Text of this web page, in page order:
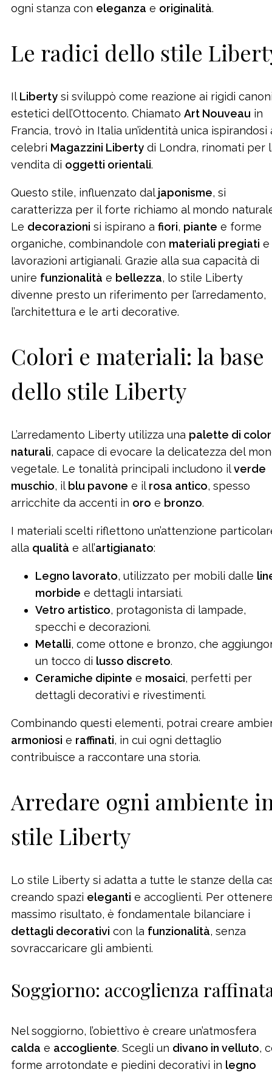
ogni stanza con eleganza e originalità.
Le radici dello stile
Il Liberty si sviluppò come reazione ai rigidi
estetici dell’Ottocento. Chiamato Art Nouveau in
Francia, trovò in Italia un’identità unica ispirandosi
celebri Magazzini Liberty di Londra, rinomati per
vendita di oggetti orientali.
Questo stile, influenzato dal japonisme, si
caratterizza per il forte richiamo al mondo
Le decorazioni si ispirano a fiori, piante e forme
organiche, combinandole con materiali pregiati e
lavorazioni artigianali. Grazie alla sua capacità di
unire funzionalità e bellezza, lo stile Liberty
divenne presto un riferimento per l’arredamento,
l’architettura e le arti decorative.
Colori e materiali: la base
dello stile Liberty
L’arredamento Liberty utilizza una palette di
naturali, capace di evocare la delicatezza del
vegetale. Le tonalità principali includono ilverde
muschio, il blu pavone e il rosa antico, spesso
arricchite da accenti in oro e bronzo.
I materiali scelti riflettono un’attenzione
alla qualità e all’artigianato:
Legno lavorato, utilizzato per mobili dalle
morbide e dettagli intarsiati.
Vetro artistico, protagonista di lampade,
specchi e decorazioni.
Metalli, come ottone e bronzo, che
un tocco di lusso discreto.
Ceramiche dipinte e mosaici, perfetti per
dettagli decorativi e rivestimenti.
Combinando questi elementi, potrai creare
armoniosi e raffinati, in cui ogni dettaglio
contribuisce a raccontare una storia.
Arredare ogni ambiente
stile Liberty
Lo stile Liberty si adatta a tutte le stanze della
creando spazi eleganti e accoglienti. Per
massimo risultato, è fondamentale bilanciare i
dettagli decorativi con la funzionalità, senza
sovraccaricare gli ambienti.
Soggiorno: accoglienza
Nel soggiorno, l’obiettivo è creare un’atmosfera
calda e accogliente. Scegli un divano in velluto,
forme arrotondate e piedini decorativi in legno